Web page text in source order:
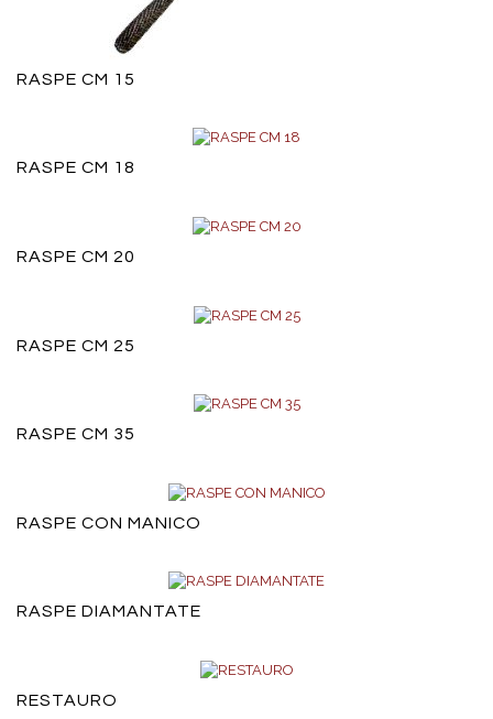
RASPE CM 15
RASPE CM 18
RASPE CM 20
RASPE CM 25
RASPE CM 35
RASPE CON MANICO
RASPE DIAMANTATE
RESTAURO